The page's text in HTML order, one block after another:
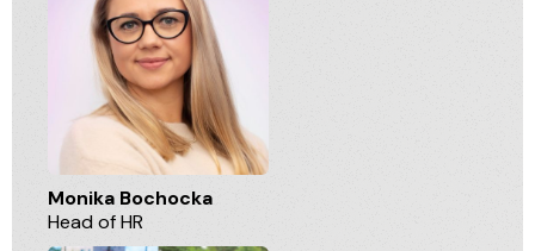
Monika Bochocka
Head of HR